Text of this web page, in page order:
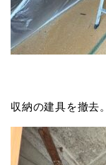
収納の建具を撤去。